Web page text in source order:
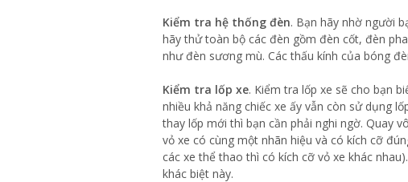
Kiểm tra hệ thống đèn. Bạn hãy nhờ người
hãy thử toàn bộ các đèn gồm đèn cốt, đèn
như đèn sương mù. Các thấu kính của bóng
Kiểm tra lốp xe. Kiểm tra lốp xe sẽ cho bạn
nhiều khả năng chiếc xe ấy vẫn còn sử dụng
thay lốp mới thì bạn cần phải nghi ngờ. Quay
vỏ xe có cùng một nhãn hiệu và có kích cỡ
các xe thể thao thì có kích cỡ vỏ xe khác
khác biệt này.